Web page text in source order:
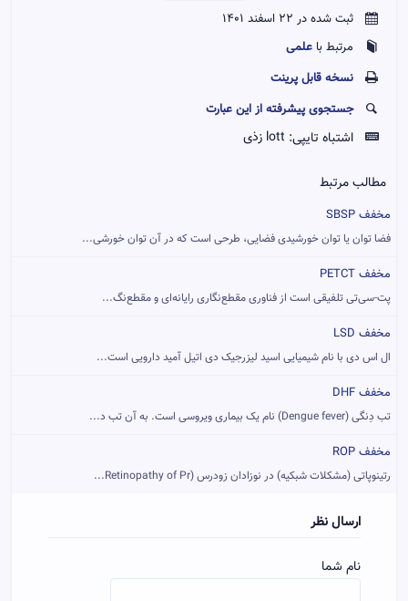
ثبت شده در 22 اسفند 1401
مرتبط باعلمی
نسخه قابل پرينت
جستجوی پیشرفته از این عبارت
اشتباه تایپی: lott زذی
مطالب مرتبط
مخفف SBSP
فضا توان یا توان خورشیدی فضایی، طرحی است که در آن توان خورشی...
مخفف PETCT
پت-سی‌تی تلفیقی است از فناوری مقطع‌نگاری رایانه‌ای و مقطع‌نگ...
مخفف LSD
ال اس دی با نام شیمیایی اسید لیزرجیک دی اتیل آمید دارویی است...
مخفف DHF
تب دِنگی (Dengue fever) نام یک بیماری ویروسی است. به آن تب د...
مخفف ROP
رتینوپاتی (مشکلات شبکیه) در نوزادان زودرس (Retinopathy of Pr...
ارسال نظر
نام شما